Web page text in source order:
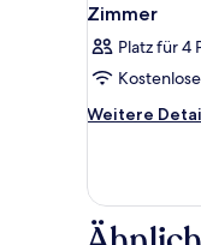
Zimmer
Platz für 4
Weitere
Weitere